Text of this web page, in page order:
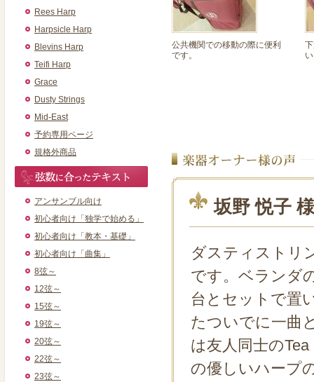
Rees Harp
Harpsicle Harp
Blevins Harp
Teifi Harp
Grace
Dusty Strings
Mid-East
予約専用ページ
規格外商品
アンサンブル向け
初心者向け「独学で始める」
初心者向け「教本・基礎」
初心者向け「曲集」
8弦～
12弦～
15弦～
19弦～
20弦～
22弦～
23弦～
公共機関での移動の際に便利
です。
坂野 悦子 様
ダスティストリ
です。ベランダ
台とセットで置
たついでに一曲
は友人同士の
の優しいハープ